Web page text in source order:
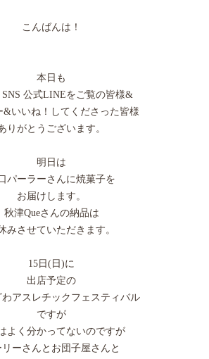
こんばんは！
本日も
SNS 公式LINEをご覧の皆様&
&いいね！してくださった皆様
りがとうございます。
明日は
パーラーさんに焼菓子を
お届けします。
秋津Queさんの納品は
みさせていただきます。
15日(日)に
出店予定の
わアスレチックフェスティバル
ですが
よく分かってないのですが
リーさんとお団子屋さんと